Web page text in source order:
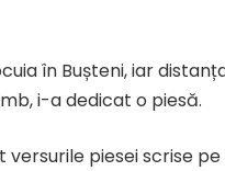
în Bușteni, iar
i-a dedicat o piesă.
versurile piesei scrise